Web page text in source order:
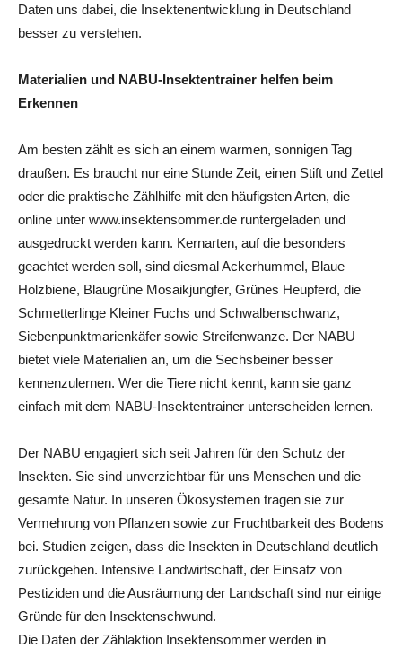
Daten uns dabei, die Insektenentwicklung in Deutschland
besser zu verstehen.
Materialien und NABU-Insektentrainer helfen beim
Erkennen
Am besten zählt es sich an einem warmen, sonnigen Tag
draußen. Es braucht nur eine Stunde Zeit, einen Stift und Zettel
oder die praktische Zählhilfe mit den häufigsten Arten, die
online unter www.insektensommer.de runtergeladen und
ausgedruckt werden kann. Kernarten, auf die besonders
geachtet werden soll, sind diesmal Ackerhummel, Blaue
Holzbiene, Blaugrüne Mosaikjungfer, Grünes Heupferd, die
Schmetterlinge Kleiner Fuchs und Schwalbenschwanz,
Siebenpunktmarienkäfer sowie Streifenwanze. Der NABU
bietet viele Materialien an, um die Sechsbeiner besser
kennenzulernen. Wer die Tiere nicht kennt, kann sie ganz
einfach mit dem NABU-Insektentrainer unterscheiden lernen.
Der NABU engagiert sich seit Jahren für den Schutz der
Insekten. Sie sind unverzichtbar für uns Menschen und die
gesamte Natur. In unseren Ökosystemen tragen sie zur
Vermehrung von Pflanzen sowie zur Fruchtbarkeit des Bodens
bei. Studien zeigen, dass die Insekten in Deutschland deutlich
zurückgehen. Intensive Landwirtschaft, der Einsatz von
Pestiziden und die Ausräumung der Landschaft sind nur einige
Gründe für den Insektenschwund.
Die Daten der Zählaktion Insektensommer werden in